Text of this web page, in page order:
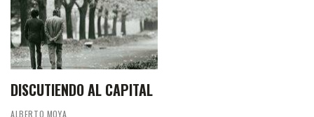
DISCUTIENDO AL CAPITAL
ALBERTO MOYA